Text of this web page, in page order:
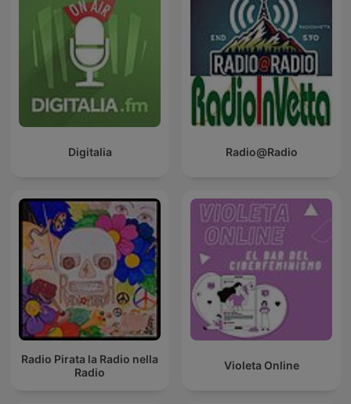
Digitalia Radio@Radio
Radio Pirata la Radio nella
Radio
Violeta Online